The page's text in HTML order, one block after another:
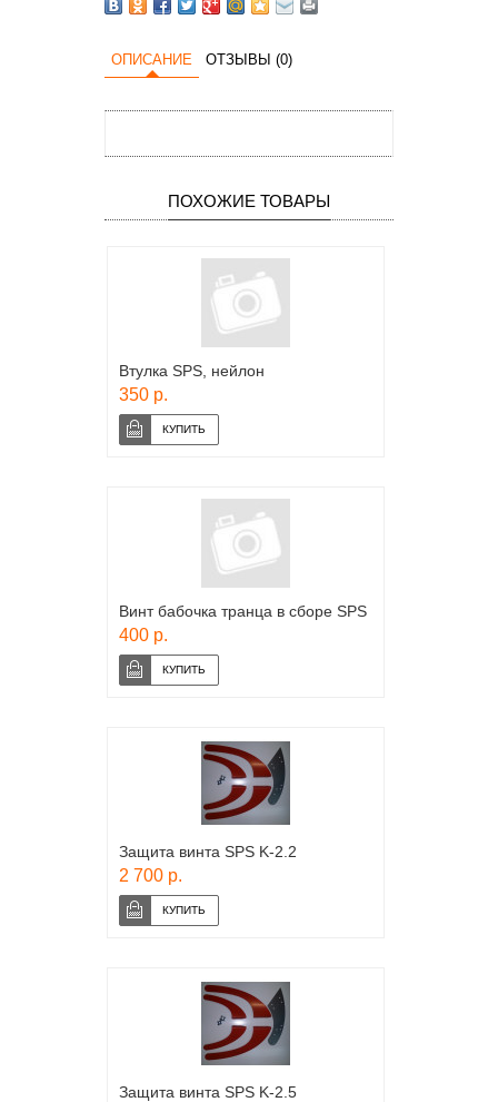
ОПИСАНИЕ ОТЗЫВЫ (0)
ПОХОЖИЕ ТОВАРЫ
Втулка SPS, нейлон
350 р.
Винт бабочка транца в сборе SPS
400 р.
Защита винта SPS K-2.2
2 700 р.
Защита винта SPS K-2.5